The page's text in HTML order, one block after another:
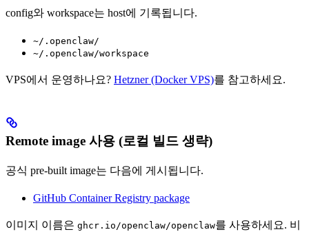
config와 workspace는 host에 기록됩니다.
~/.openclaw/
~/.openclaw/workspace
VPS에서 운영하나요? Hetzner (Docker VPS)를 참고하세요.
Remote image 사용 (로컬 빌드 생략)
공식 pre-built image는 다음에 게시됩니다.
GitHub Container Registry package
이미지 이름은 ghcr.io/openclaw/openclaw를 사용하세요. 비